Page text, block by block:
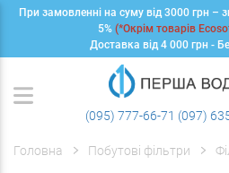
При замовленні на суму від 3000 грн –
5% (*Окрім товарів
Доставка від 4 000 грн -
(095) 777-66-71 (097)
Головна Побутові фільтри